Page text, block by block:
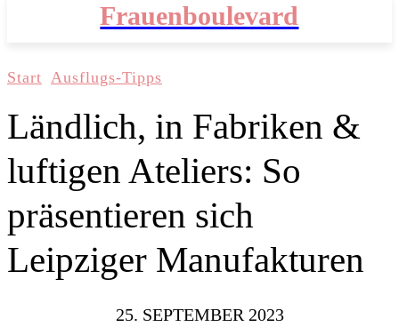
Frauenboulevard
Start Ausflugs-Tipps
Ländlich, in Fabriken &
luftigen Ateliers: So
präsentieren sich
Leipziger Manufakturen
25. SEPTEMBER 2023